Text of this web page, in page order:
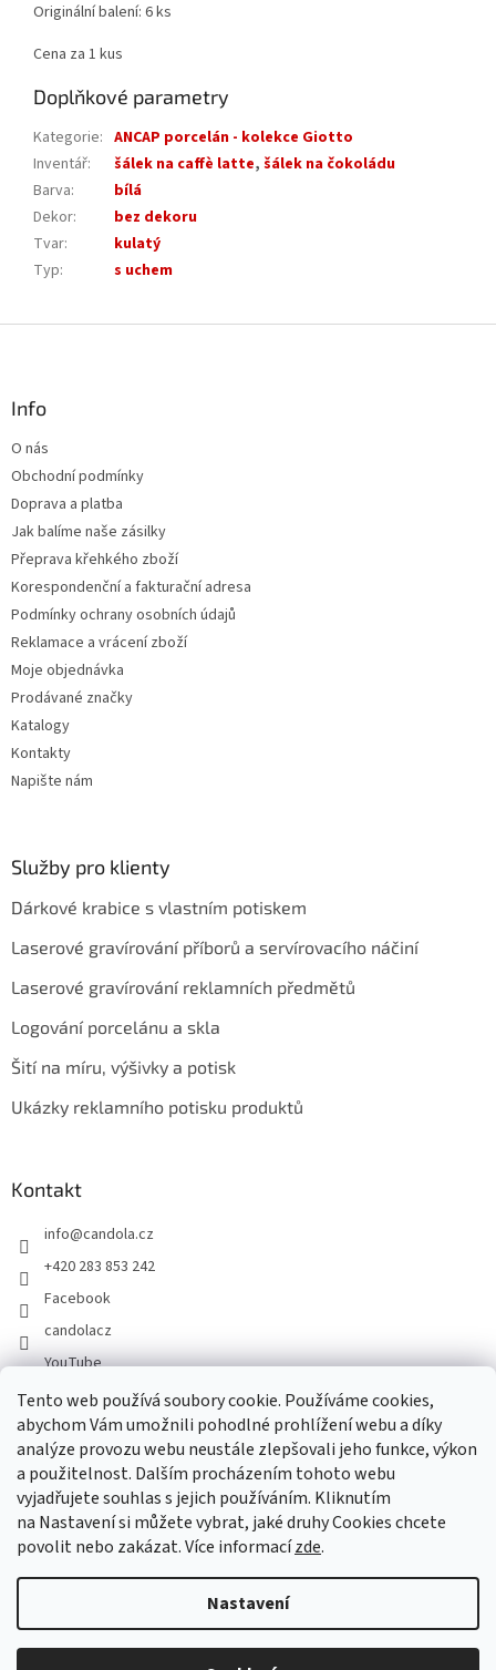
Tento web používá soubory cookie. Používáme cookies,
abychom Vám umožnili pohodlné prohlížení webu a díky
analýze provozu webu neustále zlepšovali jeho funkce, výkon
a použitelnost. Dalším procházením tohoto webu
vyjadřujete souhlas s jejich používáním. Kliknutím
na Nastavení si můžete vybrat, jaké druhy Cookies chcete
povolit nebo zakázat. Více informacízde.
Nastavení
Originální balení: 6 ks
Cena za 1 kus
Doplňkové parametry
Kategorie: ANCAP porcelán - kolekce Giotto
Inventář: šálek na caffè latte, šálek na čokoládu
Barva:
bílá
Dekor:
bez dekoru
Tvar:
kulatý
Typ: s uchem
Info
O nás
Obchodní podmínky
Doprava a platba
Jak balíme naše zásilky
Přeprava křehkého zboží
Korespondenční a fakturační adresa
Podmínky ochrany osobních údajů
Reklamace a vrácení zboží
Moje objednávka
Prodávané značky
Katalogy
Kontakty
Napište nám
Služby pro klienty
Dárkové krabice s vlastním potiskem
Laserové gravírování příborů a servírovacího náčiní
Laserové gravírování reklamních předmětů
Logování porcelánu a skla
Šití na míru, výšivky a potisk
Ukázky reklamního potisku produktů
Kontakt
info@candola.cz
+420 283 853 242
Facebook
candolacz
YouTube
Přijímáme online platby
Copyright 2026GASTRO HOLDING CANDOLA, s. r. o.. Všechna